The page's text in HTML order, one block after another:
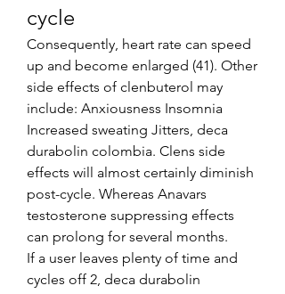
cycle
Consequently, heart rate can speed
up and become enlarged (41). Other
side effects of clenbuterol may
include: Anxiousness Insomnia
Increased sweating Jitters, deca
durabolin colombia. Clens side
effects will almost certainly diminish
post-cycle. Whereas Anavars
testosterone suppressing effects
can prolong for several months.
If a user leaves plenty of time and
cycles off 2, deca durabolin